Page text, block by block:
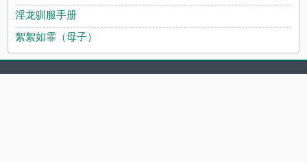
淫龙驯服手册
絮絮如霏（母子）